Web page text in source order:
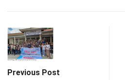
Previous Post